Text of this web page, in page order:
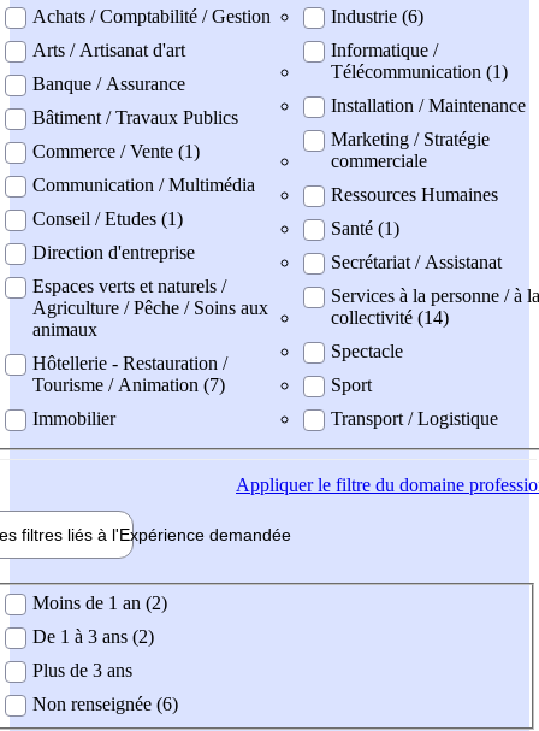
professionel
Achats / Comptabilité / Gestion
Arts / Artisanat d'art
Banque / Assurance
Bâtiment / Travaux Publics
Commerce / Vente (1)
Communication / Multimédia
Conseil / Etudes (1)
Direction d'entreprise
Espaces verts et naturels /
Agriculture / Pêche / Soins aux
animaux
Hôtellerie - Restauration /
Tourisme / Animation (7)
Immobilier
Industrie (6)
Informatique /
Télécommunication (1)
Installation / Maintenance
Marketing / Stratégie
commerciale
Ressources Humaines
Santé (1)
Secrétariat / Assistanat
Services à la personne / à la
collectivité (14)
Spectacle
Sport
Transport / Logistique
Appliquerle filtre du domaine
filtres liés à l'Expérience demandée
demandée
Moins de 1 an (2)
De 1 à 3 ans (2)
Plus de 3 ans
Non renseignée (6)